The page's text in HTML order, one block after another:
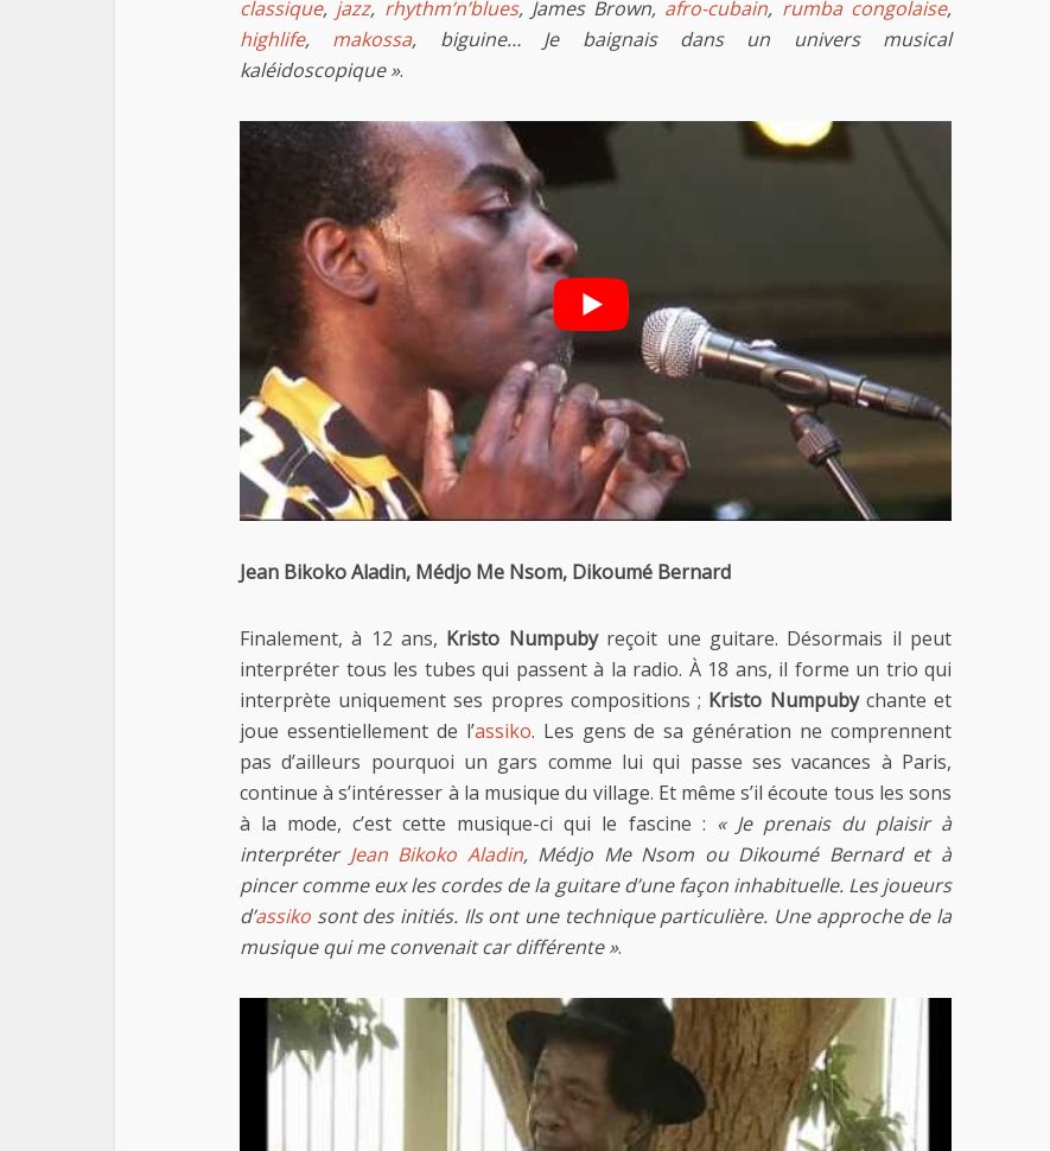
classique, jazz, rhythm’n’blues, James Brown, afro-cubain, rumba congolaise,
highlife, makossa, biguine… Je baignais dans un univers musical
kaléidoscopique ».
Jean Bikoko Aladin, Médjo Me Nsom, Dikoumé Bernard
Finalement, à 12 ans, Kristo Numpubyreçoit une guitare. Désormais il peut
interpréter tous les tubes qui passent à la radio. À 18 ans, il forme un trio qui
interprète uniquement ses propres compositions ; Kristo Numpubychante et
joue essentiellement de l’assiko. Les gens de sa génération ne comprennent
pas d’ailleurs pourquoi un gars comme lui qui passe ses vacances à Paris,
continue à s’intéresser à la musique du village. Et même s’il écoute tous les sons
à la mode, c’est cette musique-ci qui le fascine : « Je prenais du plaisir à
interpréter Jean Bikoko Aladin, Médjo Me Nsom ou Dikoumé Bernard et à
pincer comme eux les cordes de la guitare d’une façon inhabituelle. Les joueurs
d’assiko sont des initiés. Ils ont une technique particulière. Une approche de la
musique qui me convenait car différente ».